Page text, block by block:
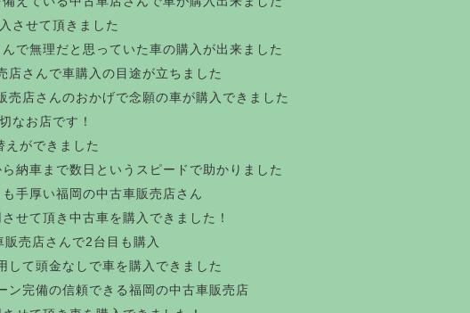
させて頂きました
で無理だと思っていた車の購入が出来ました
店さんで車購入の目途が立ちました
売店さんのおかげで念願の車が購入できました
なお店です！
えができました
納車まで数日というスピードで助かりました
手厚い福岡の中古車販売店さん
せて頂き中古車を購入できました！
販売店さんで2台目も購入
して頭金なしで車を購入できました
ン完備の信頼できる福岡の中古車販売店